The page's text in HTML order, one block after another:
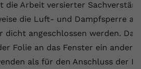
die Arbeit versierter
die Luft- und Dampfsperre
dicht angeschlossen werden.
Folie an das Fenster ein anderes
als für den Anschluss der